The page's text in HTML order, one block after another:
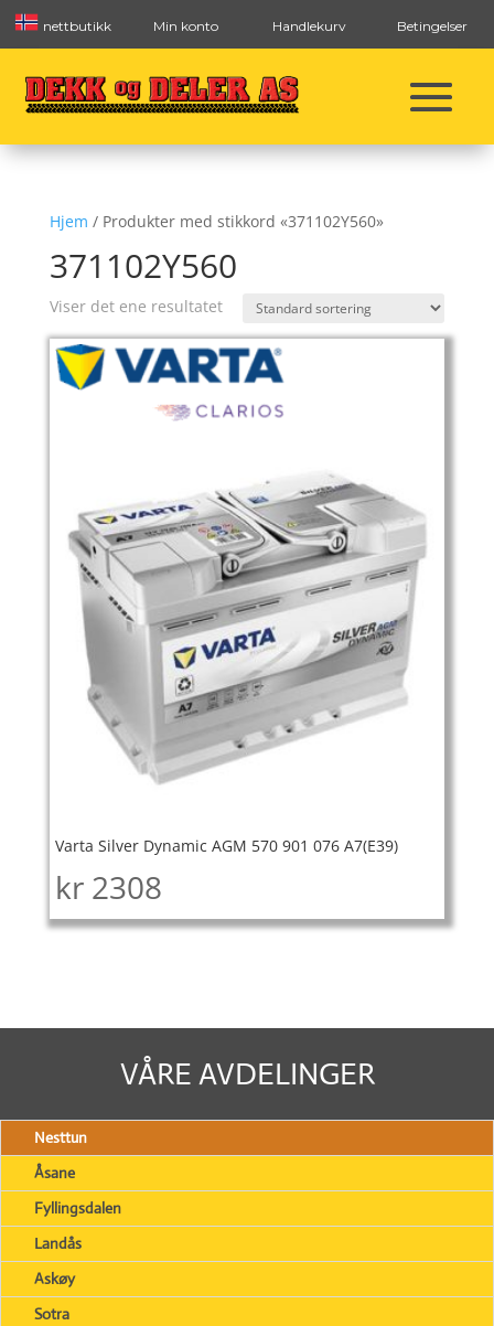
nettbutikk Min konto Handlekurv Betingelser
Hjem / Produkter med stikkord «371102Y560»
371102Y560
Viser det ene resultatet
Varta Silver Dynamic AGM 570 901 076 A7(E39)
kr 2308
VÅRE AVDELINGER
Nesttun
Åsane
Fyllingsdalen
Landås
Askøy
Sotra